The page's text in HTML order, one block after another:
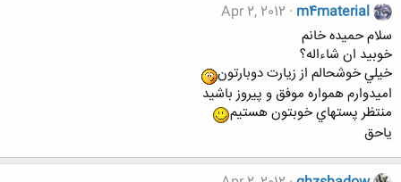
m4material
Apr 2, 2012
سلام حميده خانم
خوبيد ان شاءاله؟
خيلي خوشحالم از زيارت دوبارتون
اميدوارم همواره موفق و پيروز باشيد
منتظر پستهاي خوبتون هستيم
ياحق